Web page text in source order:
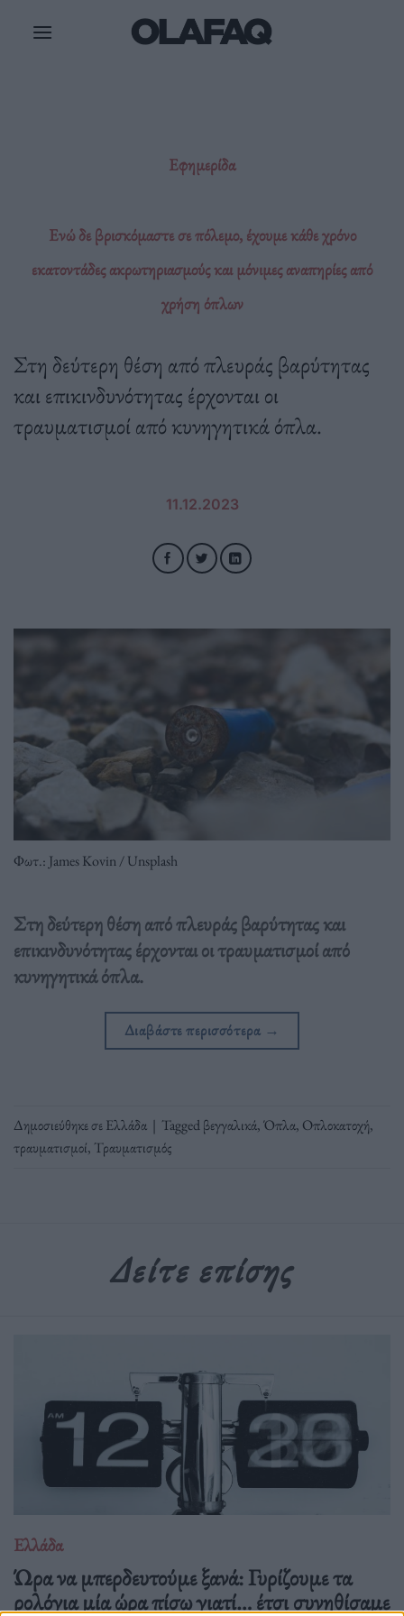
Εφημερίδα
Ενώ δε βρισκόμαστε σε πόλεμο, έχουμε κάθε χρόνο
εκατοντάδες ακρωτηριασμούς και μόνιμες αναπηρίες από
χρήση όπλων
Στη δεύτερη θέση από πλευράς βαρύτητας
και επικινδυνότητας έρχονται οι
τραυματισμοί από κυνηγητικά όπλα.
11.12.2023
Φωτ.: James Kovin / Unsplash
Στη δεύτερη θέση από πλευράς βαρύτητας και
επικινδυνότητας έρχονται οι τραυματισμοί από
κυνηγητικά όπλα.
Διαβάστε περισσότερα →
Δημοσιεύθηκε σεΕλλάδα | Taggedβεγγαλικά,Όπλα, Οπλοκατοχή,
τραυματισμοί, Τραυματισμός
Δείτε επίσης
Ελλάδα
Ώρα να μπερδευτούμε ξανά: Γυρίζουμε τα
ρολόγια μία ώρα πίσω γιατί… έτσι συνηθίσαμε